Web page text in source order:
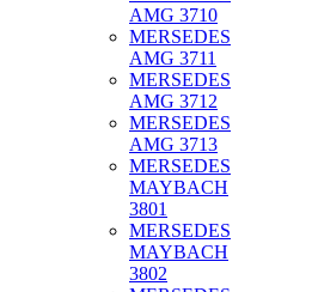
AMG 3710
MERSEDES
AMG 3711
MERSEDES
AMG 3712
MERSEDES
AMG 3713
MERSEDES
MAYBACH
3801
MERSEDES
MAYBACH
3802